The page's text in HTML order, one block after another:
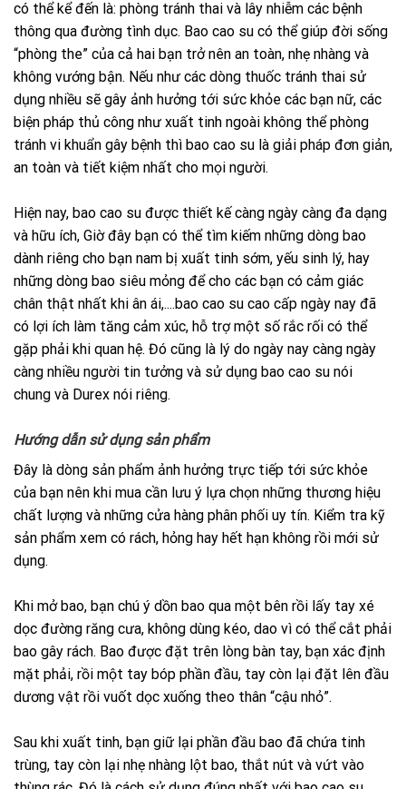
có thể kể đến là: phòng tránh thai và lây nhiễm các bệnh
thông qua đường tình dục. Bao cao su có thể giúp đời sống
“phòng the” của cả hai bạn trở nên an toàn, nhẹ nhàng và
không vướng bận. Nếu như các dòng thuốc tránh thai sử
dụng nhiều sẽ gây ảnh hưởng tới sức khỏe các bạn nữ, các
biện pháp thủ công như xuất tinh ngoài không thể phòng
tránh vi khuẩn gây bệnh thì bao cao su là giải pháp đơn giản,
an toàn và tiết kiệm nhất cho mọi người.
Hiện nay, bao cao su được thiết kế càng ngày càng đa dạng
và hữu ích, Giờ đây bạn có thể tìm kiếm những dòng bao
dành riêng cho bạn nam bị xuất tinh sớm, yếu sinh lý, hay
những dòng bao siêu mỏng để cho các bạn có cảm giác
chân thật nhất khi ân ái,....bao cao su cao cấp ngày nay đã
có lợi ích làm tăng cảm xúc, hỗ trợ một số rắc rối có thể
gặp phải khi quan hệ. Đó cũng là lý do ngày nay càng ngày
càng nhiều người tin tưởng và sử dụng bao cao su nói
chung và Durex nói riêng.
Hướng dẫn sử dụng sản phẩm
Đây là dòng sản phẩm ảnh hưởng trực tiếp tới sức khỏe
của bạn nên khi mua cần lưu ý lựa chọn những thương hiệu
chất lượng và những cửa hàng phân phối uy tín. Kiểm tra kỹ
sản phẩm xem có rách, hỏng hay hết hạn không rồi mới sử
dụng.
Khi mở bao, bạn chú ý dồn bao qua một bên rồi lấy tay xé
dọc đường răng cưa, không dùng kéo, dao vì có thể cắt phải
bao gây rách. Bao được đặt trên lòng bàn tay, bạn xác định
mặt phải, rồi một tay bóp phần đầu, tay còn lại đặt lên đầu
dương vật rồi vuốt dọc xuống theo thân “cậu nhỏ”.
Sau khi xuất tinh, bạn giữ lại phần đầu bao đã chứa tinh
trùng, tay còn lại nhẹ nhàng lột bao, thắt nút và vứt vào